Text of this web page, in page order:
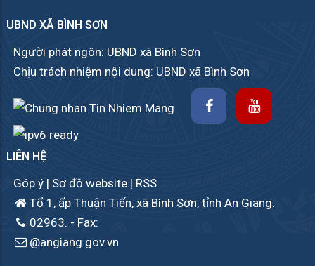
UBND XÃ BÌNH SƠN
Người phát ngôn: UBND xã Bình Sơn
Chịu trách nhiệm nội dung: UBND xã Bình Sơn
LIÊN HỆ
Góp ý | Sơ đồ website | RSS
Tổ 1, ấp Thuận Tiến, xã Bình Sơn, tỉnh An Giang.
02963. - Fax:
@angiang.gov.vn